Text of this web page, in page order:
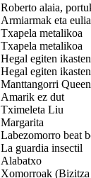
Roberto alaia,
Armiarmak eta
Txapela metalikoa
Txapela metalikoa
Hegal egiten ikasten
Hegal egiten ikasten
Manttangorri Queen
Amarik ez dut
Tximeleta Liu
Margarita
Labezomorro beat
La guardia insectil
Alabatxo
Xomorroak